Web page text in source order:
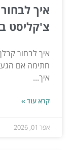
איך
צ'קליסט
איך לבחור
חתימה אם
איך...
קרא עוד »
אפר 01, 2026